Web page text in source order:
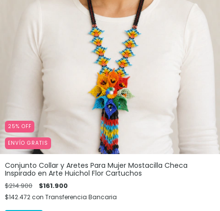
25% OFF
ENVÍO GRATIS
Conjunto Collar y Aretes Para Mujer Mostacilla Checa
Inspirado en Arte Huichol Flor Cartuchos
$214.900 $161.900
$142.472con Transferencia Bancaria